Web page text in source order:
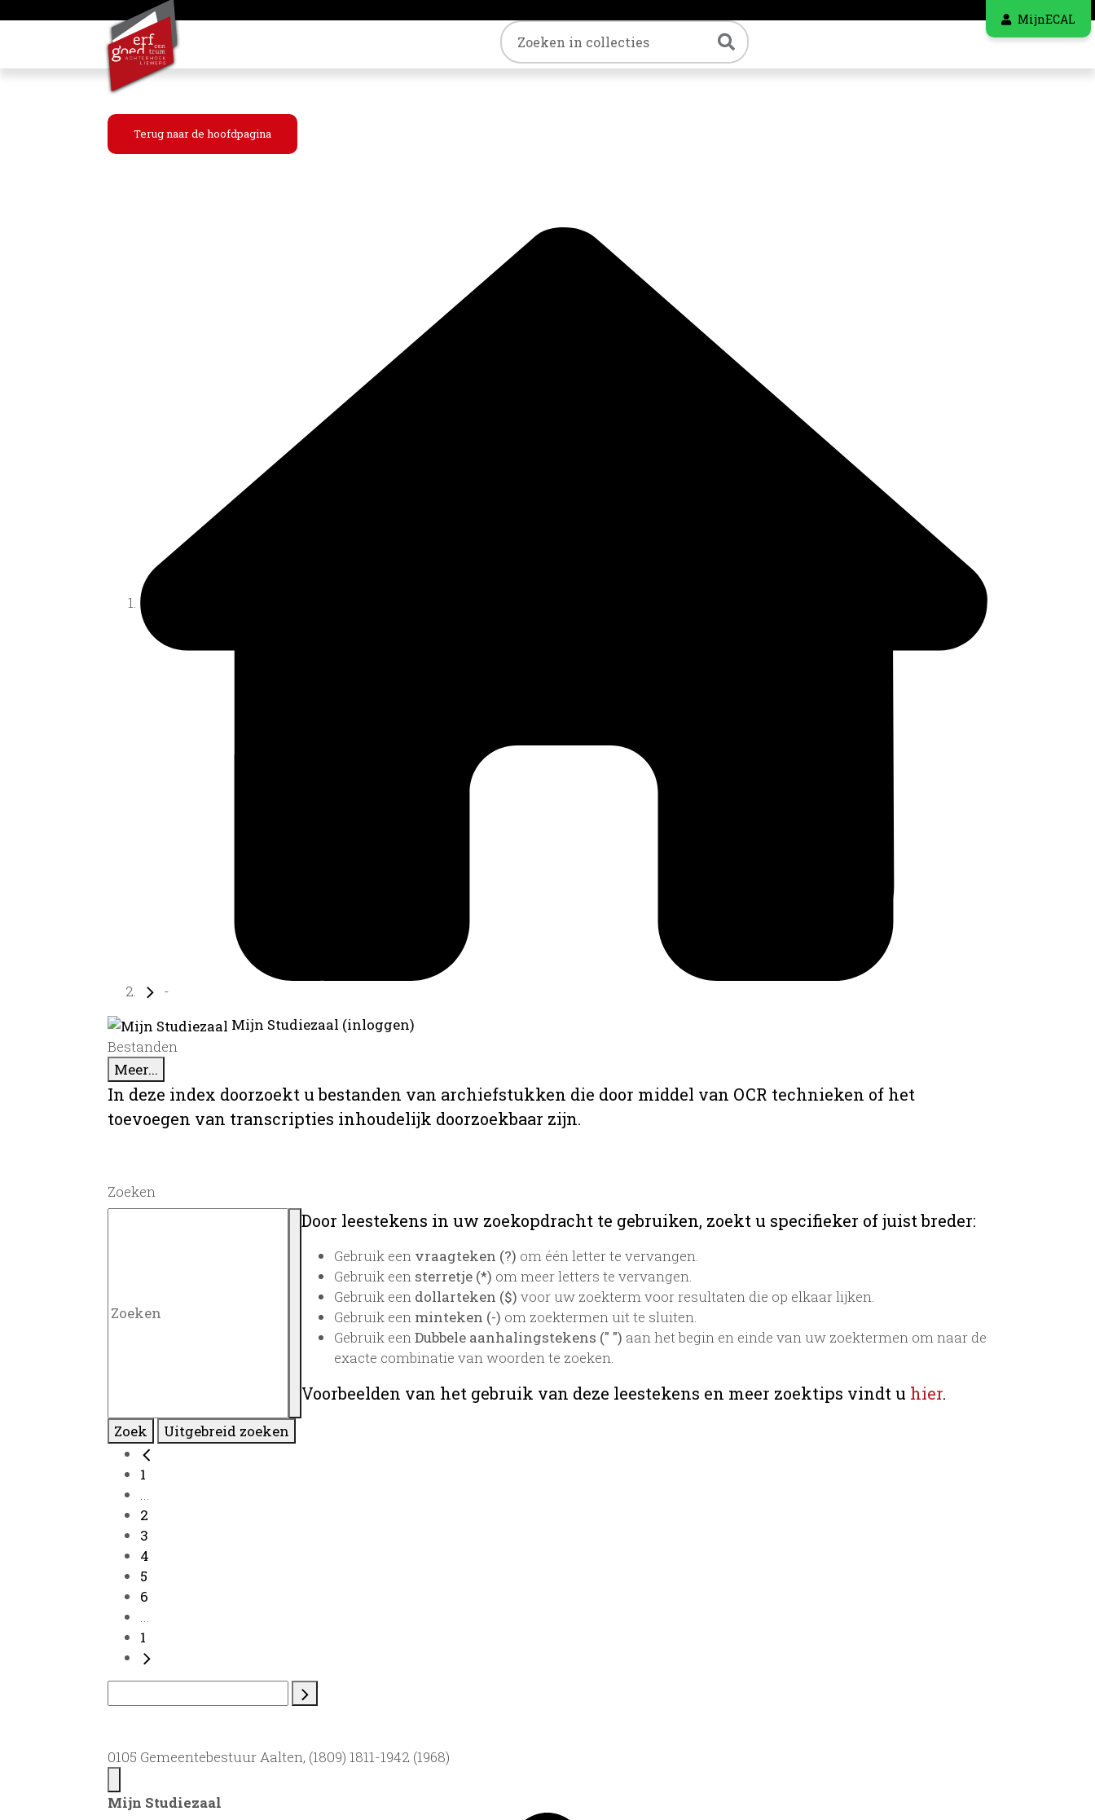
MijnECAL
Trefwoord Zoeken
Terug naar de hoofdpagina
-
Mijn Studiezaal (inloggen)
Bestanden
Meer...
In deze index doorzoekt u bestanden van archiefstukken die door middel van OCR technieken of het
toevoegen van transcripties inhoudelijk doorzoekbaar zijn.
Zoeken
Door leestekens in uw zoekopdracht te gebruiken, zoekt u specifieker of juist breder:
Gebruik een vraagteken (?) om één letter te vervangen.
Gebruik een sterretje (*) om meer letters te vervangen.
Gebruik een dollarteken ($) voor uw zoekterm voor resultaten die op elkaar lijken.
Gebruik een minteken (-) om zoektermen uit te sluiten.
Gebruik eenDubbele aanhalingstekens (" ") aan het begin en einde van uw zoektermen om naar de
exacte combinatie van woorden te zoeken.
Voorbeelden van het gebruik van deze leestekens en meer zoektips vindt u hier.
Zoek Uitgebreid zoeken
1
...
2
3
4
5
6
...
1
0105 Gemeentebestuur Aalten, (1809) 1811-1942 (1968)
Mijn Studiezaal